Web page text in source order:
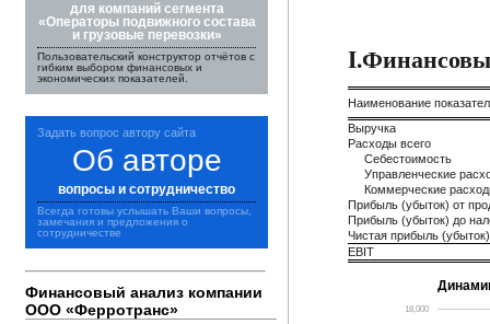
для компаний сегмента
«Операторы подвижного состава
и грузовые перевозки»
Пользовательский конструктор отчётов с
гибким выбором финансовых и
экономических показателей.
Задать вопрос автору сайта
Об авторе
вопросы и сотрудничество
Всегда готовы услышать Ваши вопросы,
замечания и предложения о
сотрудничестве
Финансовый анализ компании
ООО «Ферротранс»
Наименование
Выручка
Расходы всего
Себестоимость
Управленческие
Коммерческие
Прибыль (убыток) от
Прибыль (убыток) до
Чистая прибыль (убыток)
EBIT
18,000